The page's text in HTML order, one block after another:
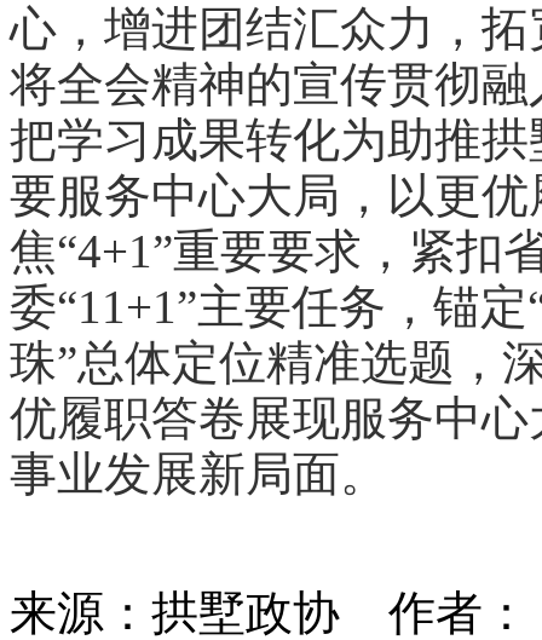
心，增进团结汇众力，
将全会精神的宣传贯彻
把学习成果转化为助推
要服务中心大局，以更
焦“4+1”重要要求，紧扣
委“11+1”主要任务，锚
珠”总体定位精准选题，
优履职答卷展现服务中
事业发展新局面。
来源：拱墅政协 作者